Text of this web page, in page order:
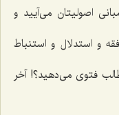
اصولیتان می‌آیید و
و استدلال و استنباط
فتوی می‌دهید؟! آخر